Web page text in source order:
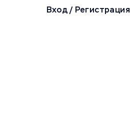
Вход/ Регистрация